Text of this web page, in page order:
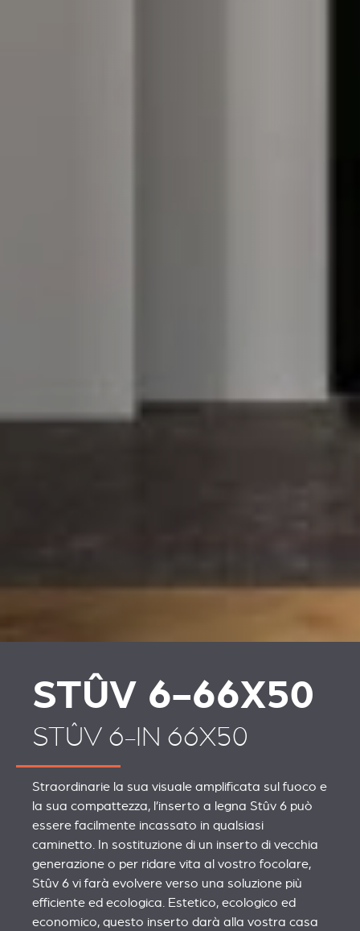
STÛV 6-66X50
STÛV 6-IN 66X50
Straordinarie la sua visuale amplificata sul fuoco e
la sua compattezza, l’inserto a legna Stûv 6 può
essere facilmente incassato in qualsiasi
caminetto. In sostituzione di un inserto di vecchia
generazione o per ridare vita al vostro focolare,
Stûv 6 vi farà evolvere verso una soluzione più
efficiente ed ecologica. Estetico, ecologico ed
economico, questo inserto darà alla vostra casa